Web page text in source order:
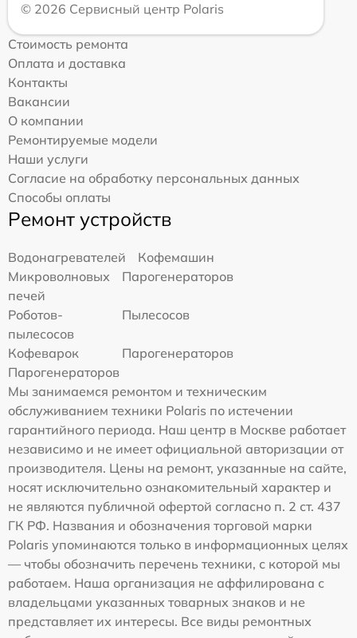
© 2026 Сервисный центр Polaris
Стоимость ремонта
Оплата и доставка
Контакты
Вакансии
О компании
Ремонтируемые модели
Наши услуги
Согласие на обработку персональных данных
Способы оплаты
Ремонт устройств
Водонагревателей
Кофемашин
Микроволновых
печей
Парогенераторов
Роботов-
пылесосов
Пылесосов
Кофеварок
Парогенераторов
Парогенераторов
Мы занимаемся ремонтом и техническим
обслуживанием техники Polaris по истечении
гарантийного периода. Наш центр в Москве работает
независимо и не имеет официальной авторизации от
производителя. Цены на ремонт, указанные на сайте,
носят исключительно ознакомительный характер и
не являются публичной офертой согласно п. 2 ст. 437
ГК РФ. Названия и обозначения торговой марки
Polaris упоминаются только в информационных целях
— чтобы обозначить перечень техники, с которой мы
работаем. Наша организация не аффилирована с
владельцами указанных товарных знаков и не
представляет их интересы. Все виды ремонтных